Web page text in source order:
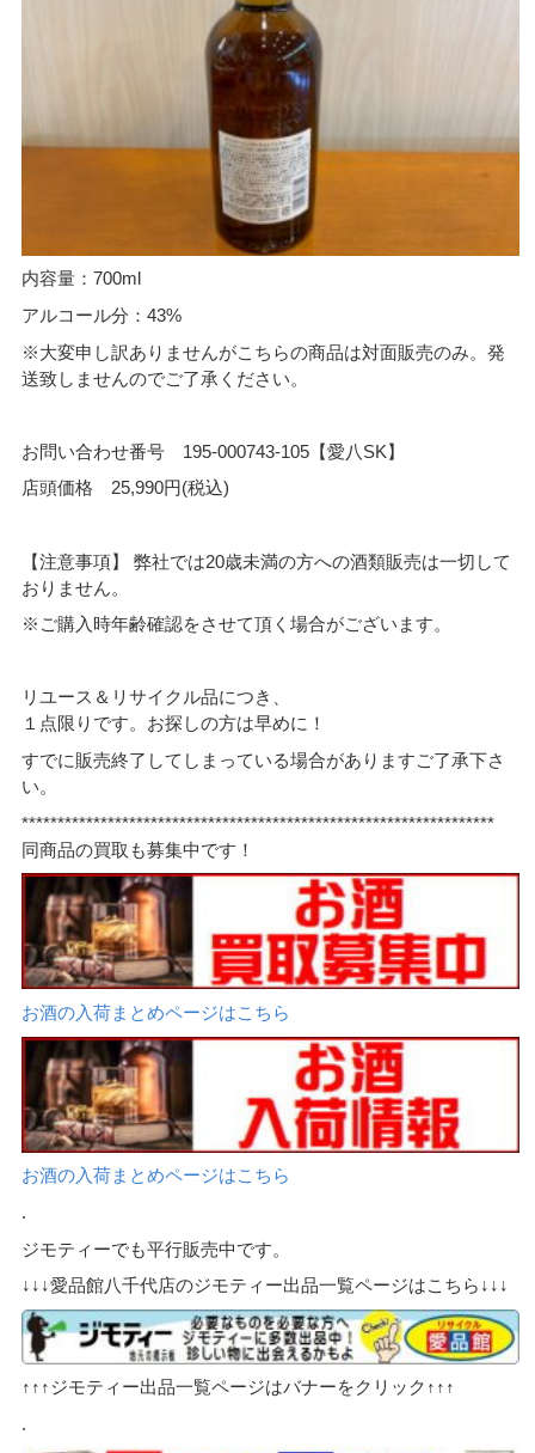
内容量：700ml
アルコール分：43%
※大変申し訳ありませんがこちらの商品は対面販売のみ。発
送致しませんのでご了承ください。
お問い合わせ番号 195-000743-105【愛八SK】
店頭価格 25,990円(税込)
【注意事項】 弊社では20歳未満の方への酒類販売は一切して
おりません。
※ご購入時年齢確認をさせて頂く場合がございます。
リユース＆リサイクル品につき、
１点限りです。お探しの方は早めに！
すでに販売終了してしまっている場合がありますご了承下さ
い。
******************************************************************
同商品の買取も募集中です！
お酒の入荷まとめページはこちら
お酒の入荷まとめページはこちら
.
ジモティーでも平行販売中です。
↓↓↓愛品館八千代店のジモティー出品一覧ページはこちら↓↓↓
↑↑↑ジモティー出品一覧ページはバナーをクリック↑↑↑
.